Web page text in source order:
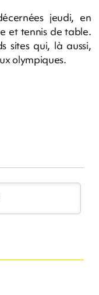
jeudi, en
et tennis de table.
sites qui, là aussi,
olympiques.